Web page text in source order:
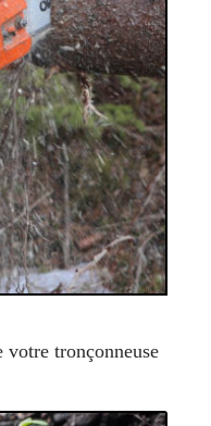
tronçonneuse